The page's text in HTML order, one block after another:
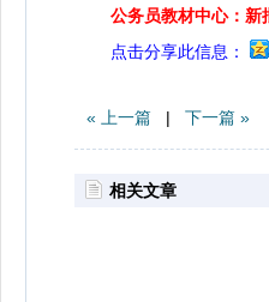
公务员教材中心：新
点击分享此信息：
« 上一篇 | 下一篇 »
相关文章